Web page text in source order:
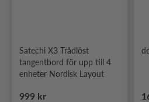
Satechi X3 Trådlöst
tangentbord för upp till 4
enheter Nordisk Layout
Ordinarie pris
999 kr